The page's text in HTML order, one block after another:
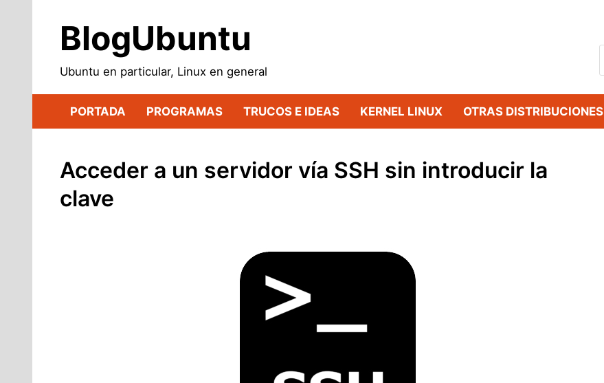
contenidoBlogUbuntu
Ubuntu en particular, Linux en general
PORTADA PROGRAMAS TRUCOS E IDEAS KERNEL LINUX OTRAS DISTRIBUCIONES
Acceder a un servidor vía SSH sin introducir la
clave